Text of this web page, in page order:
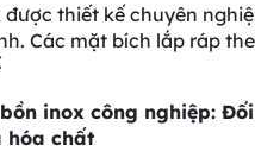
thiết kế chuyên
Các mặt bích lắp ráp
inox công nghiệp:
hóa chất